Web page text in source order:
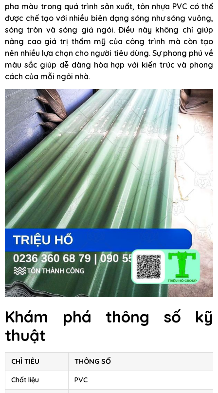
pha màu trong quá trình sản xuất, tôn nhựa PVC có thể
được chế tạo với nhiều biên dạng sóng như sóng vuông,
sóng tròn và sóng giả ngói. Điều này không chỉ giúp
nâng cao giá trị thẩm mỹ của công trình mà còn tạo
nên nhiều lựa chọn cho người tiêu dùng. Sự phong phú về
màu sắc giúp dễ dàng hòa hợp với kiến trúc và phong
cách của mỗi ngôi nhà.
Khám phá thông số kỹ
thuật
CHỈ TIÊU THÔNG SỐ
Chất liệu PVC